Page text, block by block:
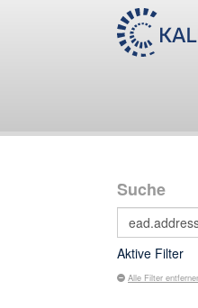
Suche
Aktive Filter
Alle Filter